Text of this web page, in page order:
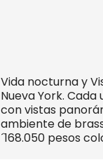
Vida nocturna y
Nueva York.
con vistas
ambiente de
´168.050 pesos